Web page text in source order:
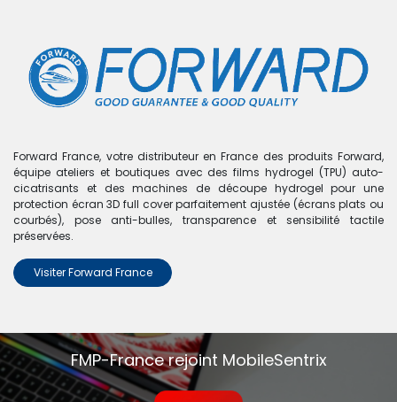
Boutique 0 articles trouvés.
Nous n'avons trouvé aucun
produit !
Aucun produit défini dans la catégorieRedmi K30S.
Forward France, votre distributeur en France des produits Forward,
équipe ateliers et boutiques avec des films hydrogel (TPU) auto-
cicatrisants et des machines de découpe hydrogel pour une
protection écran 3D full cover parfaitement ajustée (écrans plats ou
courbés), pose anti-bulles, transparence et sensibilité tactile
préservées.
Visiter Forward France
FMP-France rejoint MobileSentrix